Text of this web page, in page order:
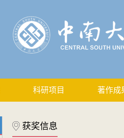
科研项目 著作成
获奖信息